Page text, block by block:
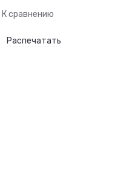
К сравнению
Распечатать